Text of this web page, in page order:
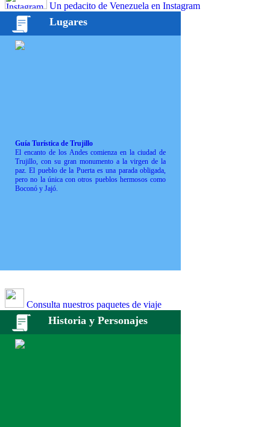
Un pedacito de Venezuela en Instagram
Lugares
Guía Turística de Trujillo
El encanto de los Andes comienza en la ciudad de
Trujillo, con su gran monumento a la virgen de la
paz. El pueblo de la Puerta es una parada obligada,
pero no la única con otros pueblos hermosos como
Boconó y Jajó.
Consulta nuestros paquetes de viaje
Historia y Personajes